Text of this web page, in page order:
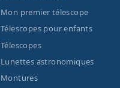
Mon premier télescope
Télescopes pour enfants
Télescopes
Lunettes astronomiques
Montures